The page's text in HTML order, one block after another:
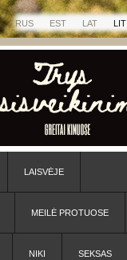
RUS EST LAT LIT
LAISVĖJE
MEILĖ PROTUOSE
NIKI SEKSAS